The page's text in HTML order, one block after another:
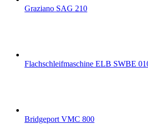
Graziano SAG 210
Flachschleifmaschine ELB SWBE
Bridgeport VMC 800